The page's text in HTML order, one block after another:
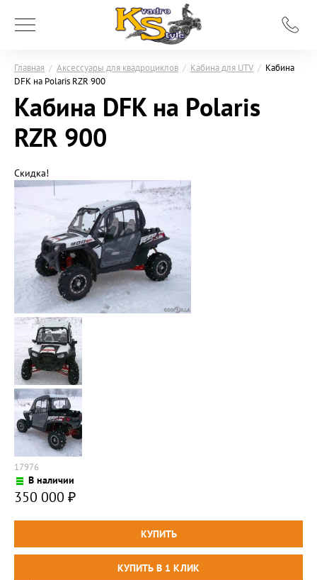
Главная / Аксессуары для квадроциклов / Кабина для UTV / Кабина
DFK на Polaris RZR 900
Кабина DFK на Polaris
RZR 900
Скидка!
17976
В наличии
350 000 ₽